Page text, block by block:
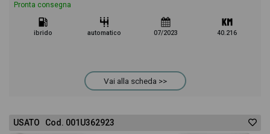
Pronta consegna
ibrido automatico 07/2023 40.216
Vai alla scheda >>
USATO Cod. 001U362923